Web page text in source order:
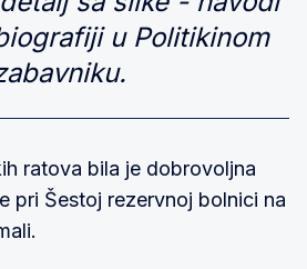
u Politikinom
ratova bila je dobrovoljna
pri Šestoj rezervnoj bolnici na